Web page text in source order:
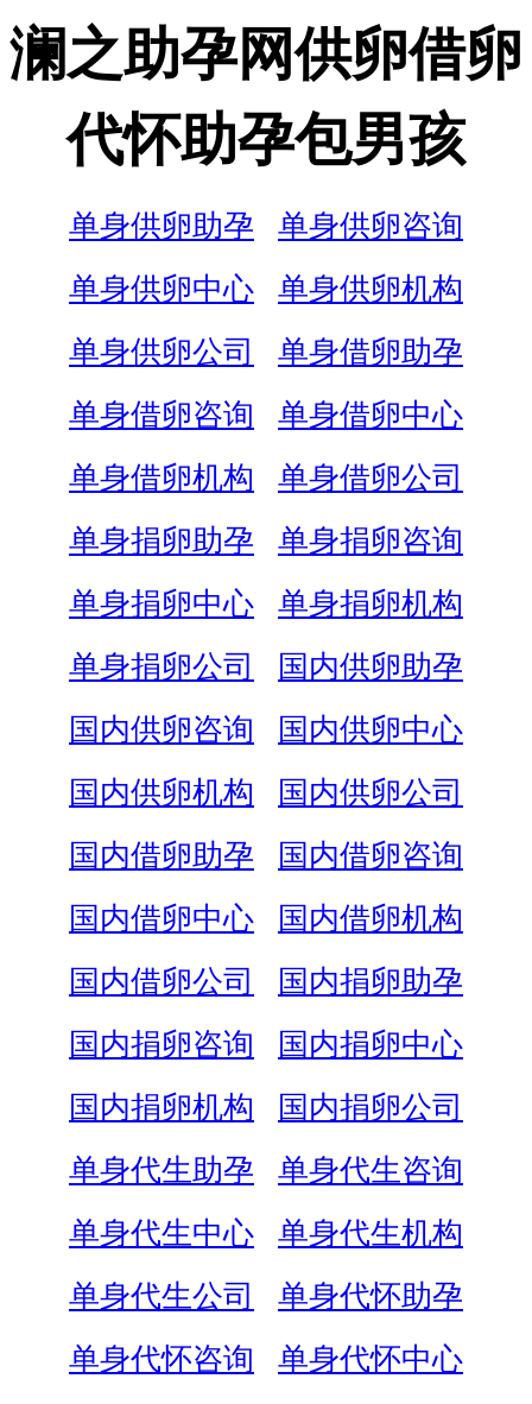
澜之助孕网供卵借卵
代怀助孕包男孩
单身供卵助孕
单身供卵咨询
单身供卵中心
单身供卵机构
单身供卵公司
单身借卵助孕
单身借卵咨询
单身借卵中心
单身借卵机构
单身借卵公司
单身捐卵助孕
单身捐卵咨询
单身捐卵中心
单身捐卵机构
单身捐卵公司
国内供卵助孕
国内供卵咨询
国内供卵中心
国内供卵机构
国内供卵公司
国内借卵助孕
国内借卵咨询
国内借卵中心
国内借卵机构
国内借卵公司
国内捐卵助孕
国内捐卵咨询
国内捐卵中心
国内捐卵机构
国内捐卵公司
单身代生助孕
单身代生咨询
单身代生中心
单身代生机构
单身代生公司
单身代怀助孕
单身代怀咨询
单身代怀中心